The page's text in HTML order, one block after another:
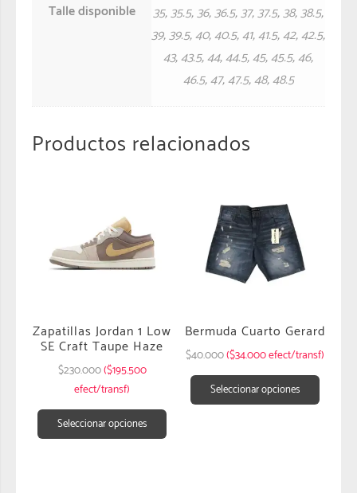
Talle disponible 35,35.5,36,36.5,37,37.5,38,38.5,
39,39.5,40,40.5,41,41.5,42,42.5,
43,43.5,44,44.5,45,45.5,46,
46.5,47,47.5,48,48.5
Productos relacionados
Zapatillas Jordan 1 Low
SE Craft Taupe Haze
$230.000($195.500
efect/transf)
Seleccionar opciones
Bermuda Cuarto Gerard
$40.000($34.000 efect/transf)
Seleccionar opciones